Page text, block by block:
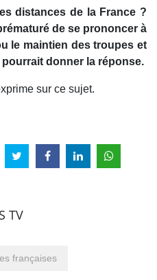
distances de la France ?
de se prononcer à
le maintien des troupes et
donner la réponse.
sur ce sujet.
TV
françaises